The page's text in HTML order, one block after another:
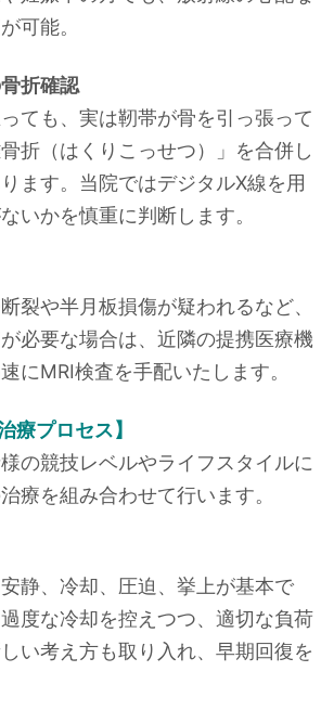
可能。
折確認
ても、実は靭帯が骨を引っ張って
折（はくりこっせつ）」を合併し
ます。当院ではデジタルX線を用
いかを慎重に判断します。
裂や半月板損傷が疑われるなど、
必要な場合は、近隣の提携医療機
にMRI検査を手配いたします。
療プロセス】
の競技レベルやライフスタイルに
療を組み合わせて行います。
静、冷却、圧迫、挙上が基本で
度な冷却を控えつつ、適切な負荷
い考え方も取り入れ、早期回復を